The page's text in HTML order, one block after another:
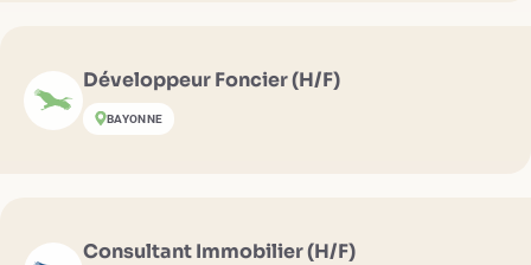
Développeur Foncier (H/F)
BAYONNE
Consultant Immobilier (H/F)